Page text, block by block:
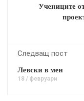
Учениците
Следващ пост
Левски в мен
18 / февруари